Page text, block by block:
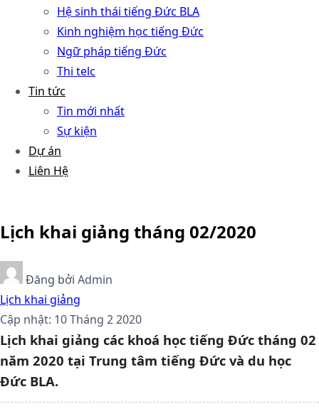
Hệ sinh thái tiếng Đức BLA
Kinh nghiệm học tiếng Đức
Ngữ pháp tiếng Đức
Thi telc
Tin tức
Tin mới nhất
Sự kiện
Dự án
Liên Hệ
Lịch khai giảng tháng 02/2020
Đăng bởi Admin
Lịch khai giảng
Cập nhật: 10 Tháng 2 2020
Lịch khai giảng các khoá học tiếng Đức tháng 02
năm 2020 tại Trung tâm tiếng Đức và du học
Đức BLA.